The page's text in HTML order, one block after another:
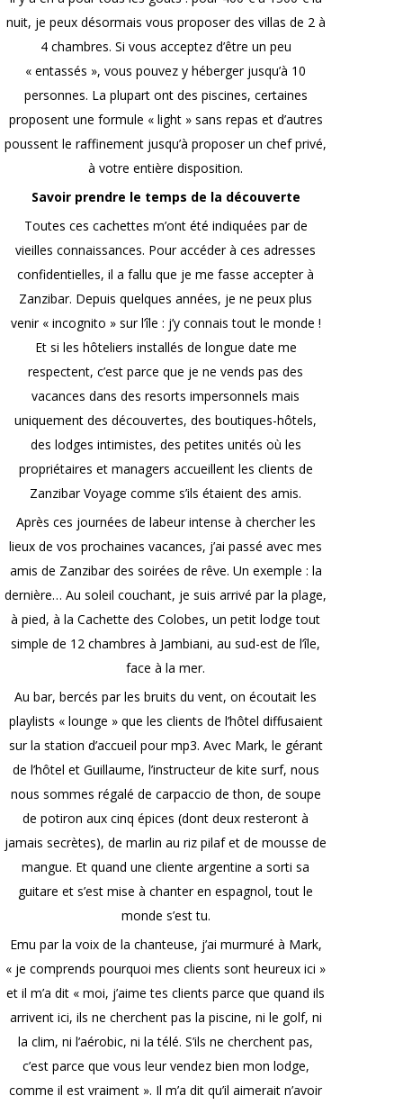
nuit, je peux désormais vous proposer des villas de 2 à
4 chambres. Si vous acceptez d’être un peu
« entassés », vous pouvez y héberger jusqu’à 10
personnes. La plupart ont des piscines, certaines
proposent une formule « light » sans repas et d’autres
poussent le raffinement jusqu’à proposer un chef privé,
à votre entière disposition.
Savoir prendre le temps de la découverte
Toutes ces cachettes m’ont été indiquées par de
vieilles connaissances. Pour accéder à ces adresses
confidentielles, il a fallu que je me fasse accepter à
Zanzibar. Depuis quelques années, je ne peux plus
venir « incognito » sur l’île : j’y connais tout le monde !
Et si les hôteliers installés de longue date me
respectent, c’est parce que je ne vends pas des
vacances dans des resorts impersonnels mais
uniquement des découvertes, des boutiques-hôtels,
des lodges intimistes, des petites unités où les
propriétaires et managers accueillent les clients de
Zanzibar Voyage comme s’ils étaient des amis.
Après ces journées de labeur intense à chercher les
lieux de vos prochaines vacances, j’ai passé avec mes
amis de Zanzibar des soirées de rêve. Un exemple : la
dernière… Au soleil couchant, je suis arrivé par la plage,
à pied, à la Cachette des Colobes, un petit lodge tout
simple de 12 chambres à Jambiani, au sud-est de l’île,
face à la mer.
Au bar, bercés par les bruits du vent, on écoutait les
playlists « lounge » que les clients de l’hôtel diffusaient
sur la station d’accueil pour mp3. Avec Mark, le gérant
de l’hôtel et Guillaume, l’instructeur de kite surf, nous
nous sommes régalé de carpaccio de thon, de soupe
de potiron aux cinq épices (dont deux resteront à
jamais secrètes), de marlin au riz pilaf et de mousse de
mangue. Et quand une cliente argentine a sorti sa
guitare et s’est mise à chanter en espagnol, tout le
monde s’est tu.
Emu par la voix de la chanteuse, j’ai murmuré à Mark,
« je comprends pourquoi mes clients sont heureux ici »
et il m’a dit « moi, j’aime tes clients parce que quand ils
arrivent ici, ils ne cherchent pas la piscine, ni le golf, ni
la clim, ni l’aérobic, ni la télé. S’ils ne cherchent pas,
c’est parce que vous leur vendez bien mon lodge,
comme il est vraiment ». Il m’a dit qu’il aimerait n’avoir